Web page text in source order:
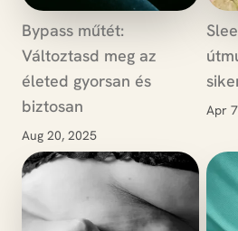
Bypass műtét:
Változtasd meg az
életed gyorsan és
biztosan
Aug 20, 2025
Apr